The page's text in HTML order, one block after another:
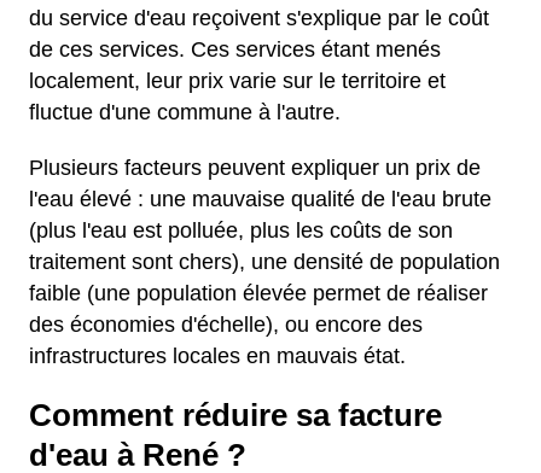
du service d'eau reçoivent s'explique par le coût
de ces services. Ces services étant menés
localement, leur prix varie sur le territoire et
fluctue d'une commune à l'autre.
Plusieurs facteurs peuvent expliquer un prix de
l'eau élevé : une mauvaise qualité de l'eau brute
(plus l'eau est polluée, plus les coûts de son
traitement sont chers), une densité de population
faible (une population élevée permet de réaliser
des économies d'échelle), ou encore des
infrastructures locales en mauvais état.
Comment réduire sa facture
d'eau à René ?